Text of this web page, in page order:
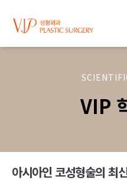
VIP
아시아인 코성형술의 최